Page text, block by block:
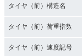
タイヤ（前）構造名
タイヤ（前）荷重指数
タイヤ（前）速度記号